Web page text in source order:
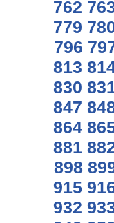
762
779
796
813
830
847
864
881
898
915
932